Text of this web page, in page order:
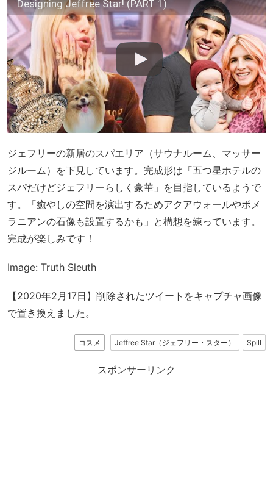
Designing Jeffree Star! (PART 1)
ジェフリーの新居のスパエリア（サウナルーム、マッサー
ジルーム）を下見しています。完成形は「五つ星ホテルの
スパだけどジェフリーらしく豪華」を目指しているようで
す。「癒やしの空間を演出するためアクアウォールやポメ
ラニアンの石像も設置するかも」と構想を練っています。
完成が楽しみです！
Image: Truth Sleuth
【2020年2月17日】削除されたツイートをキャプチャ画像
で置き換えました。
コスメ Jeffree Star（ジェフリー・スター） Spill
スポンサーリンク